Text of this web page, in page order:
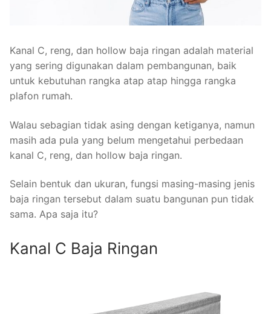
Kanal C, reng, dan hollow baja ringan adalah material
yang sering digunakan dalam pembangunan, baik
untuk kebutuhan rangka atap atap hingga rangka
plafon rumah.
Walau sebagian tidak asing dengan ketiganya, namun
masih ada pula yang belum mengetahui perbedaan
kanal C, reng, dan hollow baja ringan.
Selain bentuk dan ukuran, fungsi masing-masing jenis
baja ringan tersebut dalam suatu bangunan pun tidak
sama. Apa saja itu?
Kanal C Baja Ringan